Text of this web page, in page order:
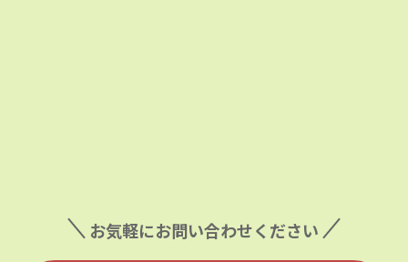
お気軽にお問い合わせください